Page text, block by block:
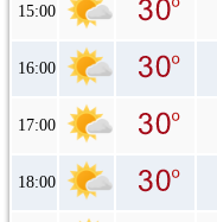
15:00
16:00
17:00
18:00